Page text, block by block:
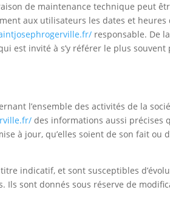
de maintenance technique peut
aux utilisateurs les dates et heures
responsable. De
est invité à s’y référer le plus souvent
l’ensemble des activités de la
des informations aussi précises
à jour, qu’elles soient de son fait ou
indicatif, et sont susceptibles
Ils sont donnés sous réserve de